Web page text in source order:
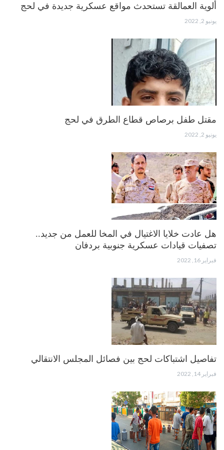
ألوية العمالقة تستحدث مواقع عسكرية جديدة في لحج
يونيو 2, 2022
مقتل طفل برصاص قطاع الطرق في لحج
يونيو 2, 2022
هل عادت خلايا الاغتيال في المخا للعمل من جديد..
تصفيات قيادات عسكرية جنوبية بردفان
فبراير 16, 2022
تفاصيل اشتباكات لحج بين فصائل المجلس الانتقالي
فبراير 14, 2022